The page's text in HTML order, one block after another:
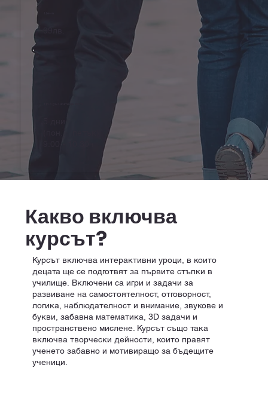
Какво включва
курсът?
Курсът включва интерактивни уроци, в които
децата ще се подготвят за първите стъпки в
училище. Включени са игри и задачи за
развиване на самостоятелност, отговорност,
логика, наблюдателност и внимание, звукове и
букви, забавна математика, 3D задачи и
пространствено мислене. Курсът също така
включва творчески дейности, които правят
ученето забавно и мотивиращо за бъдещите
ученици.